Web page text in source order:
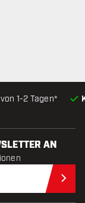
1-2 Tagen*
nicht
AN